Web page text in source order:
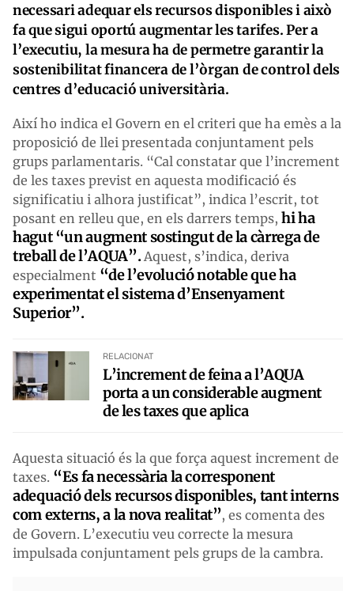
necessari adequar els recursos disponibles i això
fa que sigui oportú augmentar les tarifes. Per a
l’executiu, la mesura ha de permetre garantir la
sostenibilitat financera de l’òrgan de control dels
centres d’educació universitària.
Així ho indica el Govern en el criteri que ha emès a la
proposició de llei presentada conjuntament pels
grups parlamentaris. “Cal constatar que l’increment
de les taxes previst en aquesta modificació és
significatiu i alhora justificat”, indica l’escrit, tot
posant en relleu que, en els darrers temps, hi ha
hagut “un augment sostingut de la càrrega de
treball de l’AQUA”.Aquest, s’indica, deriva
especialment “de l’evolució notable que ha
experimentat el sistema d’Ensenyament
Superior”.
RELACIONAT
L’increment de feina a l’AQUA
porta a un considerable augment
de les taxes que aplica
Aquesta situació és la que força aquest increment de
taxes. “Es fanecessària la corresponent
adequació dels recursos disponibles, tant interns
com externs, a la nova realitat”, es comenta des
de Govern. L’executiu veu correcte la mesura
impulsada conjuntament pels grups de la cambra.